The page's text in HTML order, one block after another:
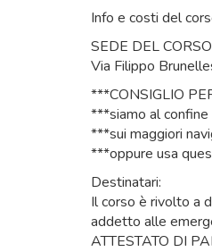
Info e costi del
SEDE DEL
Via Filippo
***CONSIGLIO
***siamo al
***sui maggiori
***oppure usa
Destinatari:
Il corso è rivolto a
addetto alle
ATTESTATO DI